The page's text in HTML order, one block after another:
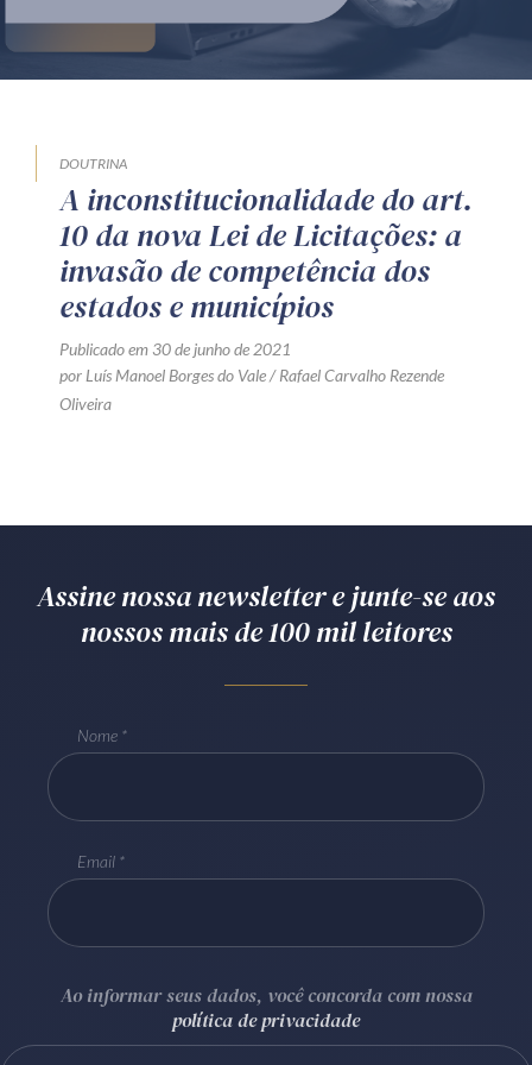
Produtos e serviços
Mentoria Zênite
Capacitação
Zênite Online
Eventos presenciais
Curitiba/PR CEP
DOUTRINA
A inconstitucionalidade do art.
10 da nova Lei de Licitações: a
invasão de competência dos
estados e municípios
Publicado em 30 de junho de 2021
por Luís Manoel Borges do Vale / Rafael Carvalho Rezende
Oliveira
Assine nossa newsletter e junte-se aos
nossos mais de 100 mil leitores
Nome
Email
Ao informar seus dados, você concorda com nossa
política de privacidade